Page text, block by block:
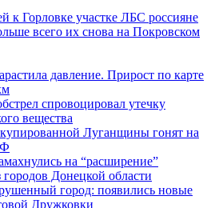
к Горловке участке ЛБС россияне
всего их снова на Покровском
давление. Прирост по карте
спровоцировал утечку
вещества
Луганщины гонят на
на “расширение”
Донецкой области
город: появились новые
Дружковки